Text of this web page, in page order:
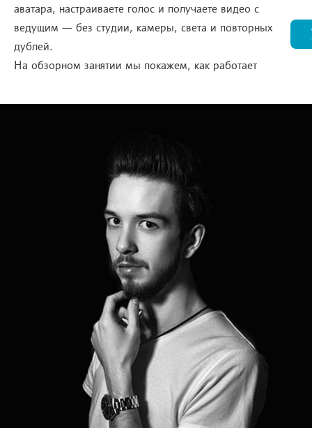
аватара, настраиваете голос и получаете видео с
ведущим — без студии, камеры, света и повторных
дублей.
На обзорном занятии мы покажем, как работает